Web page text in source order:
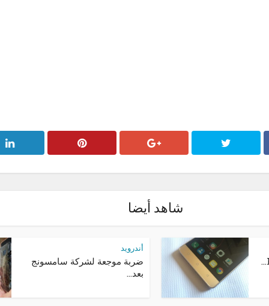
شاهد أيضا
أندرويد
ضربة موجعة لشركة سامسونج
بعد...